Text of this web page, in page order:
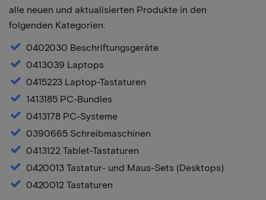
alle neuen und aktualisierten Produkte in den
folgenden Kategorien:
0402030 Beschriftungsgeräte
0413039 Laptops
0415223 Laptop-Tastaturen
1413185 PC-Bundles
0413178 PC-Systeme
0390665 Schreibmaschinen
0413122 Tablet-Tastaturen
0420013 Tastatur- und Maus-Sets (Desktops)
0420012 Tastaturen